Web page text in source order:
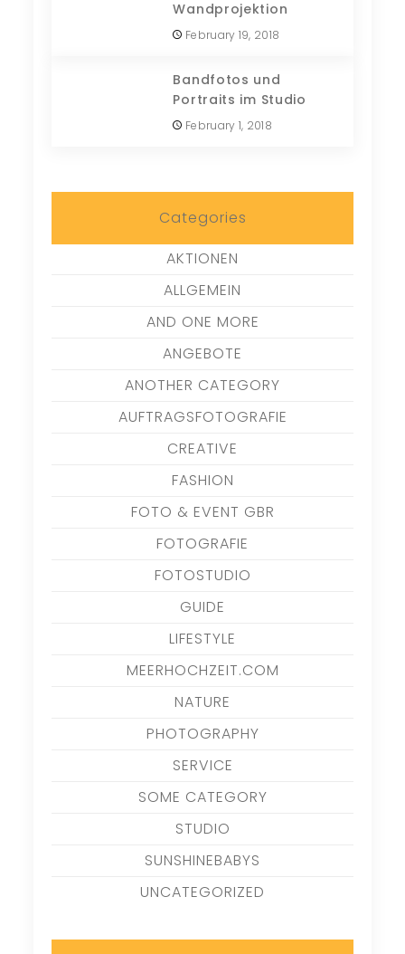
Wandprojektion
February 19, 2018
Bandfotos und
Portraits im Studio
February 1, 2018
Categories
AKTIONEN
ALLGEMEIN
AND ONE MORE
ANGEBOTE
ANOTHER CATEGORY
AUFTRAGSFOTOGRAFIE
CREATIVE
FASHION
FOTO & EVENT GBR
FOTOGRAFIE
FOTOSTUDIO
GUIDE
LIFESTYLE
MEERHOCHZEIT.COM
NATURE
PHOTOGRAPHY
SERVICE
SOME CATEGORY
STUDIO
SUNSHINEBABYS
UNCATEGORIZED